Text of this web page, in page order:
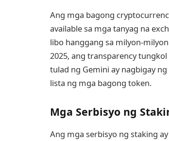
Ang mga bagong
available sa mga tanyag na
libo hanggang sa milyon-
2025, ang transparency
tulad ng Gemini ay nagbigay
lista ng mga bagong token.
Mga Serbisyo ng
Ang mga serbisyo ng staking